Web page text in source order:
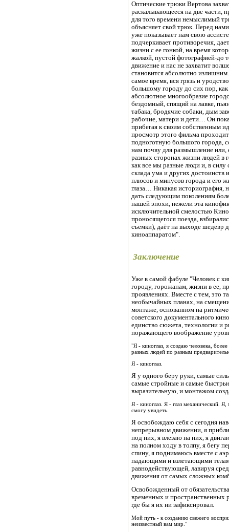
Оптические трюки Вертова
раскалывающееся на две части,
для того времени немыслимый
объясняет свой трюк. Перед
уже показывает нам свою
подчеркивает противоречия,
жизни с ее гонкой, на время
жалкой, пустой фотографией-до
движение и нас не захватит
становится абсолютно
самое время, вся грязь и
большому городу до сих пор,
абсолютное многообразие
бездомный, спящий на лавке,
табака, бродячие собаки, дым
рабочие, матери и дети… Он
прибегая к своим собственным
просмотр этого фильма
подноготную большого города,
нам почву для размышление или,
разных сторонах жизни людей в
как все мы разные люди и, в силу
склада ума и других
плюсов и минусов города и его
глаза… Никакая историография,
дать следующим поколениям
нашей эпохи, нежели эта
исключительной смелостью
проносящегося поезда,
съемки), даёт на выходе шедевр
киноаппаратом".
Заключение
Уже в самой фабуле "Человек с
городу, горожанам, жизни в ее,
проявлениях. Вместе с тем, это
необычайных планах, на
монтаже, основанном на
советского документального
единство сюжета, технологии и
поражающего воображение
"Я - киноглаз, я создаю человека,
разных людей по разным
Я - киноглаз.
Я у одного беру руки, самые
самые стройные и самые
выразительную, и монтажом
Я - киноглаз. Я - глаз механический.
смогу увидеть.
Я освобождаю себя с сегодня
непрерывном движении, я
под них, я влезаю на них, я
на полном ходу в толпу, я бегу
спину, я поднимаюсь вместе с
падающими и взлетающими
равнодействующей, лавируя
движения от самых сложных
Освобожденный от
временных и пространственных
где бы я их ни зафиксировал.
Мой путь - к созданию свежего
неизвестный вам мир."